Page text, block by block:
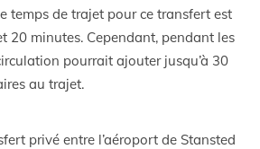
temps de trajet pour ce transfert est
20 minutes. Cependant, pendant les
pourrait ajouter jusqu’à 30
au trajet.
privé entre l’aéroport de Stansted